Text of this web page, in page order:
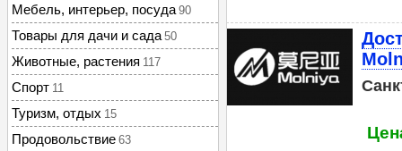
Мебель, интерьер, посуда 90
Товары для дачи и сада 50
Животные, растения 117
Спорт 11
Туризм, отдых 15
Продовольствие 63